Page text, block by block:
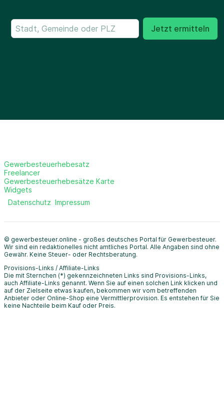
Jetzt ermitteln
Gewerbesteuerhebesatz
Freelancer
Gewerbesteuerhebesätze Karte
Widgets
Datenschutz Impressum
© gewerbesteuer.online - großes deutsches Portal für Gewerbesteuer.
Wir sind ein redaktionelles nicht amtliches Portal. Alle Angaben sind ohne
Gewähr. Keine Steuer- oder Rechtsberatung.
Provisions-Links / Affiliate-Links
Die mit Sternchen (*) gekennzeichneten Links sind Provisions-Links,
auch Affiliate-Links genannt. Wenn Sie auf einen solchen Link klicken und
auf der Zielseite etwas kaufen, bekommen wir vom betreffenden
Anbieter oder Online-Shop eine Vermittlerprovision. Es entstehen für Sie
keine Nachteile beim Kauf oder Preis.